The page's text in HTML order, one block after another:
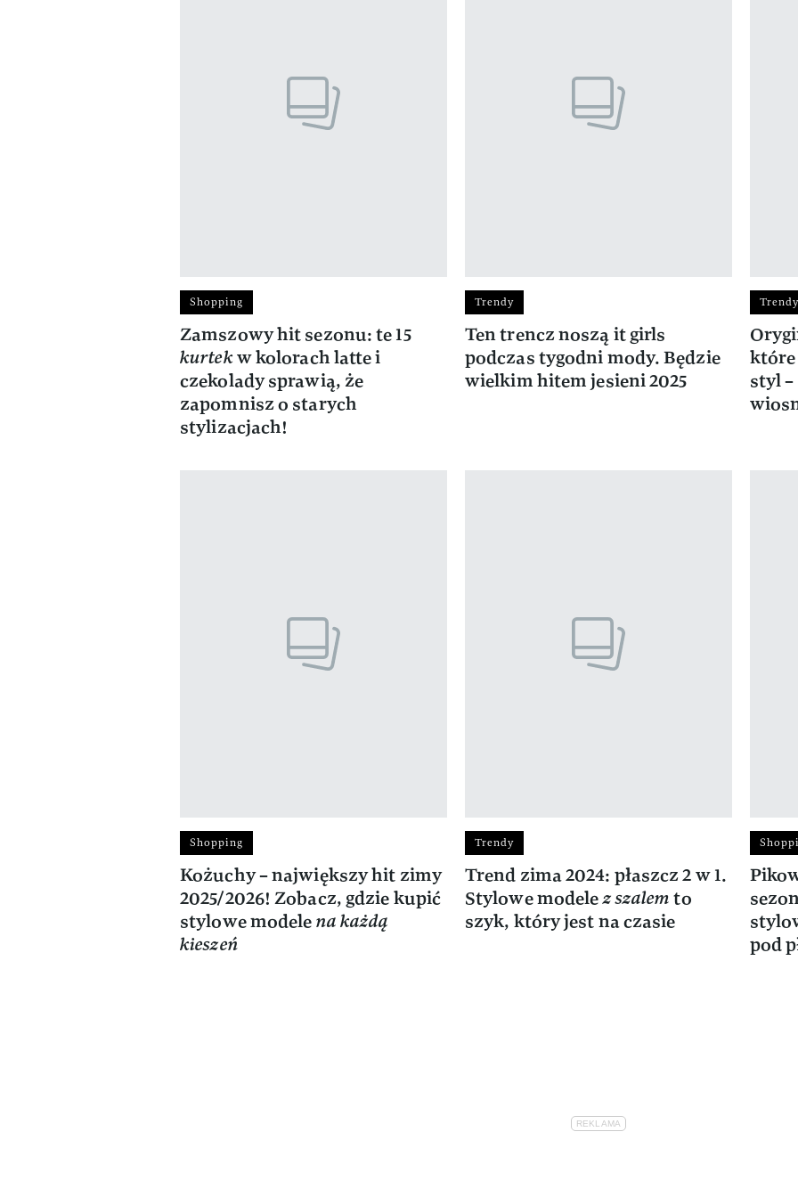
Shopping
Zamszowy hit sezonu: te 15
kurtekw kolorach latte i
czekolady sprawią, że
zapomnisz o starych
stylizacjach!
Trendy
Ten trencz noszą it girls
podczas tygodni mody. Będzie
wielkim hitem jesieni 2025
Trendy
które
styl
Shopping
Kożuchy – największy hit zimy
2025/2026! Zobacz, gdzie kupić
stylowe modelena każdą
kieszeń
Trendy
Trend zima 2024: płaszcz 2 w 1.
Stylowe modelez szalemto
szyk, który jest na czasie
pod